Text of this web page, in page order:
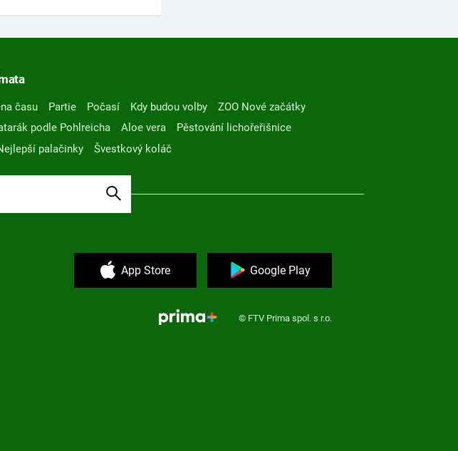
času Partie Počasí Kdy budou volby
ZOO Nové začátky
podle Pohlreicha Aloe vera
Pěstování lichořeřišnice
palačinky Švestkový koláč
App Store Google Play
© FTV Prima spol. s r.o.